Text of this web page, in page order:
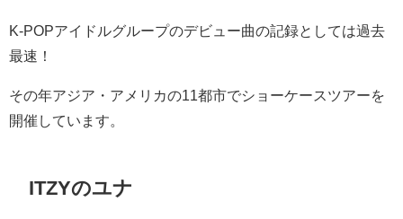
K-POPアイドルグループのデビュー曲の記録としては過去
最速！
その年アジア・アメリカの11都市でショーケースツアーを
開催しています。
ITZYのユナ